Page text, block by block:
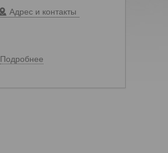
Адрес и контакты
Подробнее